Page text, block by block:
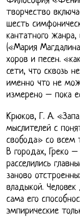
творчество
шесть
кантатного
(«Мария
хоров и песен.
сети, что сквозь
именно что не
измерено – пока
Крюков, Г. А.
мыслителей с
свобода» со всем
В городах, Греко
расселились
заново
владыкой.
сама его
эмпирические